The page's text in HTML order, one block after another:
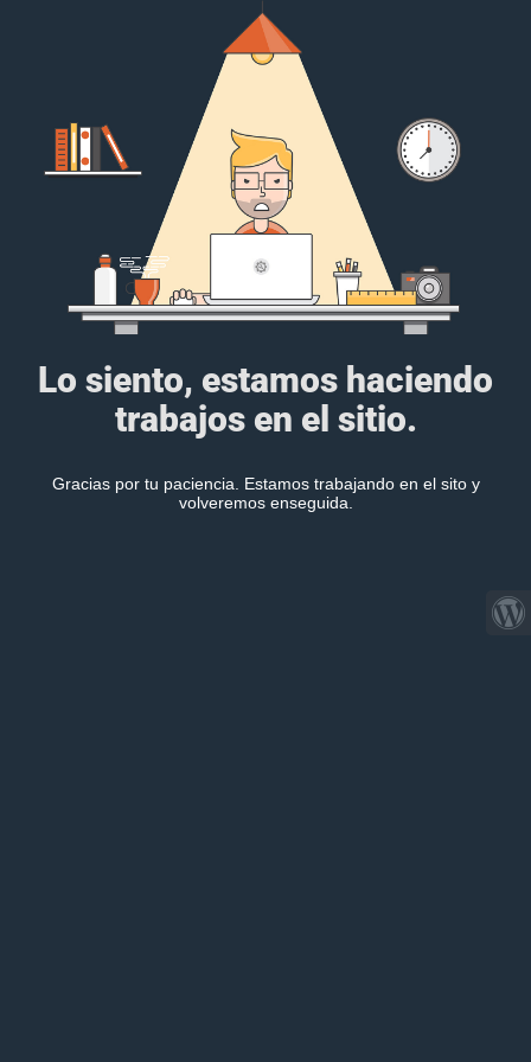
Lo siento, estamos haciendo
trabajos en el sitio.
Gracias por tu paciencia. Estamos trabajando en el sito y
volveremos enseguida.